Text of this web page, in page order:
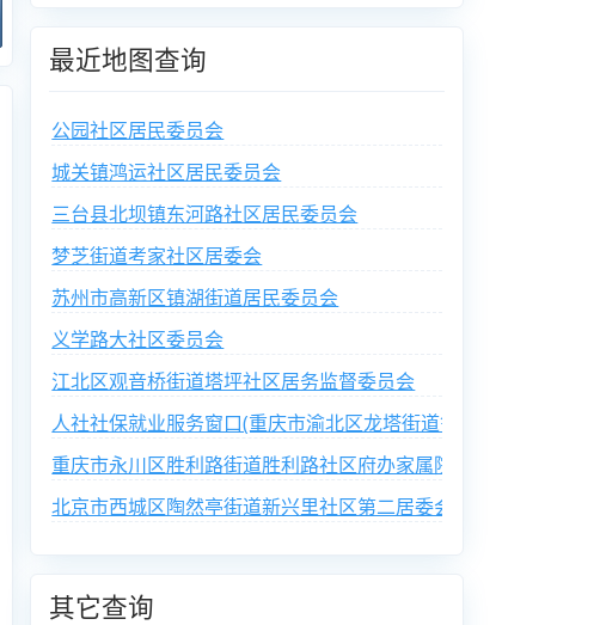
最近地图查询
公园社区居民委员会
城关镇鸿运社区居民委员会
三台县北坝镇东河路社区居民委员会
梦芝街道考家社区居委会
苏州市高新区镇湖街道居民委员会
义学路大社区委员会
江北区观音桥街道塔坪社区居务监督委员会
人社社保就业服务窗口(重庆市渝北区龙塔街道鲁能西路社区便民
重庆市永川区胜利路街道胜利路社区府办家属院业主委员会
北京市西城区陶然亭街道新兴里社区第二居委会
其它查询